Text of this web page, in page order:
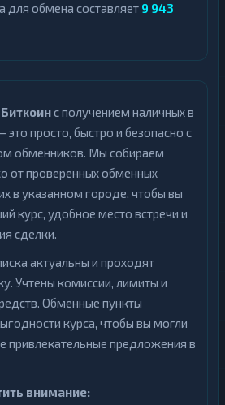
обмена составляет 9 943
Биткоинс получением наличных в
это просто, быстро и безопасно с
обменников. Мы собираем
от проверенных обменных
в указанном городе, чтобы вы
курс, удобное место встречи и
сделки.
актуальны и проходят
Учтены комиссии, лимиты и
Обменные пункты
курса, чтобы вы могли
привлекательные предложения в
внимание: